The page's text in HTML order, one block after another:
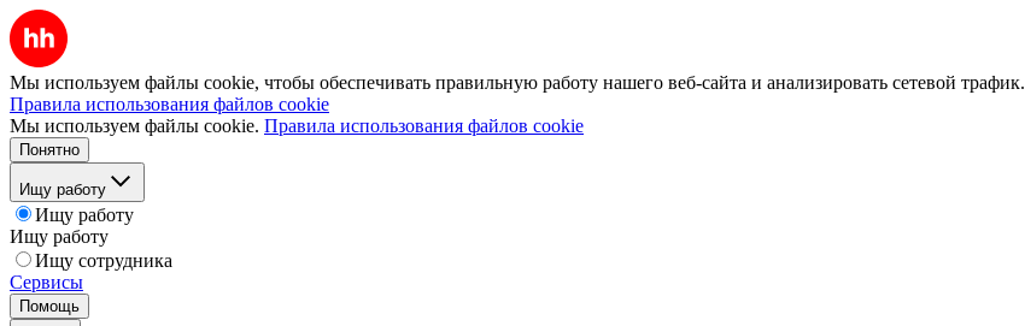
Мы используем файлы cookie, чтобы обеспечивать правильную работу нашего веб-сайта и анализировать сетевой трафик.
Правила использования файлов cookie
Мы используем файлы cookie. Правила использования файлов cookie
Понятно
Ищу работу
Ищу работу
Ищу работу
Ищу сотрудника
Сервисы
Помощь